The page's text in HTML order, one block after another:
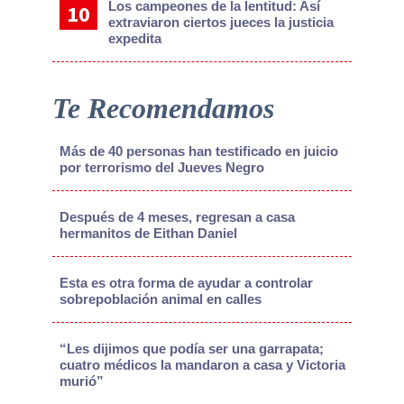
Los campeones de la lentitud: Así
extraviaron ciertos jueces la justicia
expedita
Te Recomendamos
Más de 40 personas han testificado en juicio
por terrorismo del Jueves Negro
Después de 4 meses, regresan a casa
hermanitos de Eithan Daniel
Esta es otra forma de ayudar a controlar
sobrepoblación animal en calles
“Les dijimos que podía ser una garrapata;
cuatro médicos la mandaron a casa y Victoria
murió”